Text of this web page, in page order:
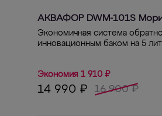
АКВАФОР DWM-101S
Экономичная система
инновационным баком на 5
Экономия 1 910 ₽
14 990 ₽ 16 900 ₽